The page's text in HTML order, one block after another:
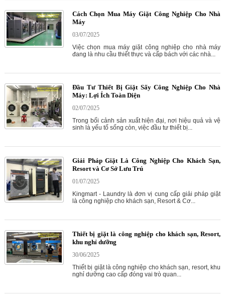
Cách Chọn Mua Máy Giặt Công Nghiệp Cho Nhà
Máy
03/07/2025
Việc chọn mua máy giặt công nghiệp cho nhà máy
đang là nhu cầu thiết thực và cấp bách với các nhà...
Đầu Tư Thiết Bị Giặt Sấy Công Nghiệp Cho Nhà
Máy: Lợi Ích Toàn Diện
02/07/2025
Trong bối cảnh sản xuất hiện đại, nơi hiệu quả và vệ
sinh là yếu tố sống còn, việc đầu tư thiết bị...
Giải Pháp Giặt Là Công Nghiệp Cho Khách Sạn,
Resort và Cơ Sở Lưu Trú
01/07/2025
Kingmart - Laundry là đơn vị cung cấp giải pháp giặt
là công nghiệp cho khách sạn, Resort & Cơ...
Thiết bị giặt là công nghiệp cho khách sạn, Resort,
khu nghỉ dưỡng
30/06/2025
Thiết bị giặt là công nghiệp cho khách sạn, resort, khu
nghỉ dưỡng cao cấp đóng vai trò quan...